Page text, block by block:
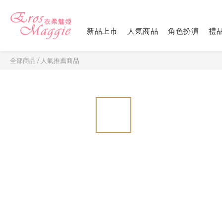
新品上市 人氣商品 角色扮演 禮
全部商品 / 人氣推薦商品